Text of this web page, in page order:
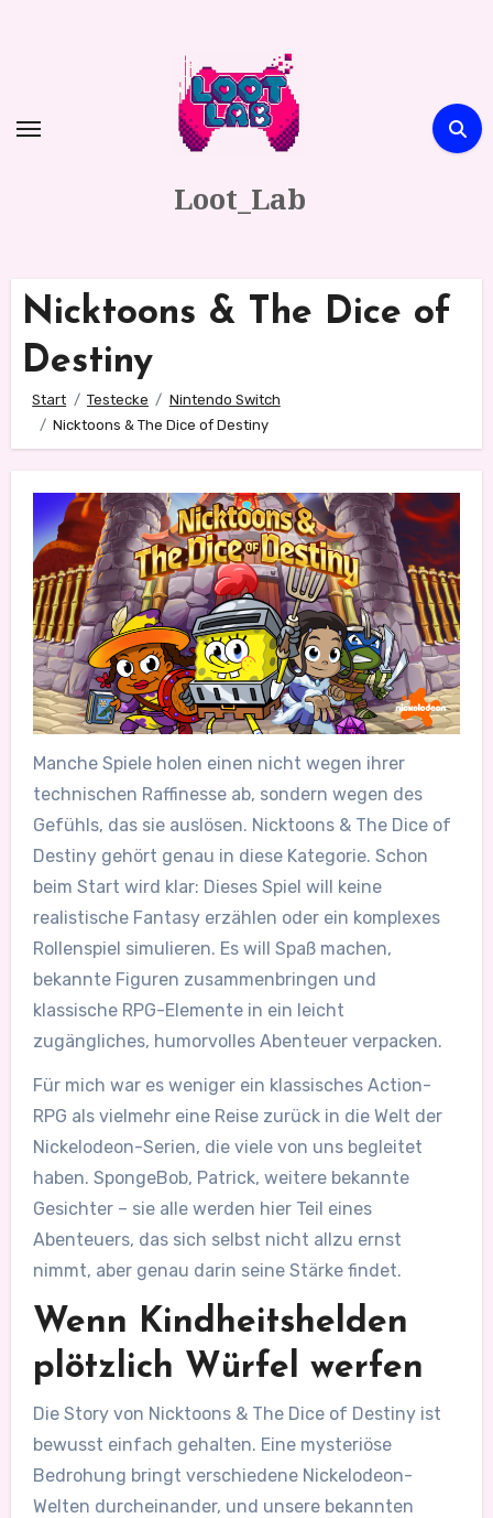
Loot_Lab
Nicktoons & The Dice of
Destiny
Start Testecke
Nintendo Switch
Nicktoons & The Dice of Destiny
Manche Spiele holen einen nicht wegen ihrer
technischen Raffinesse ab, sondern wegen des
Gefühls, das sie auslösen. Nicktoons & The Dice of
Destiny gehört genau in diese Kategorie. Schon
beim Start wird klar: Dieses Spiel will keine
realistische Fantasy erzählen oder ein komplexes
Rollenspiel simulieren. Es will Spaß machen,
bekannte Figuren zusammenbringen und
klassische RPG-Elemente in ein leicht
zugängliches, humorvolles Abenteuer verpacken.
Für mich war es weniger ein klassisches Action-
RPG als vielmehr eine Reise zurück in die Welt der
Nickelodeon-Serien, die viele von uns begleitet
haben. SpongeBob, Patrick, weitere bekannte
Gesichter – sie alle werden hier Teil eines
Abenteuers, das sich selbst nicht allzu ernst
nimmt, aber genau darin seine Stärke findet.
Wenn Kindheitshelden
plötzlich Würfel werfen
Die Story von Nicktoons & The Dice of Destiny ist
bewusst einfach gehalten. Eine mysteriöse
Bedrohung bringt verschiedene Nickelodeon-
Welten durcheinander, und unsere bekannten